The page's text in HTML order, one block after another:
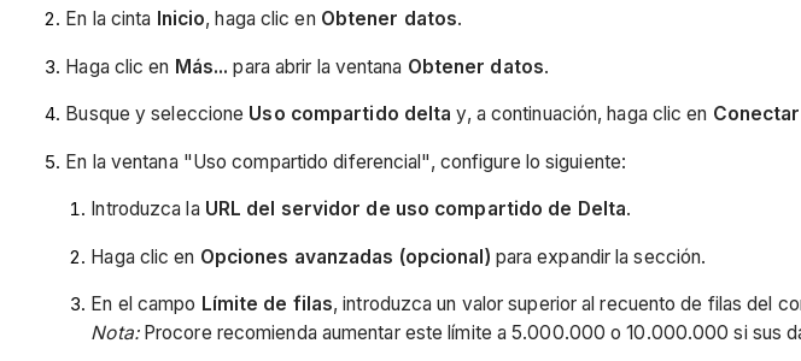
En la cinta Inicio, haga clic en Obtener datos.
Haga clic en Más... para abrir la ventana Obtener datos.
Busque y seleccione Uso compartido delta y, a continuación, haga clic en Conectar
En la ventana "Uso compartido diferencial", configure lo siguiente:
Introduzca la URL del servidor de uso compartido de Delta.
Haga clic en Opciones avanzadas (opcional) para expandir la sección.
En el campo Límite de filas, introduzca un valor superior al recuento de filas del
Nota:Procore recomienda aumentar este límite a 5.000.000 o 10.000.000 si sus